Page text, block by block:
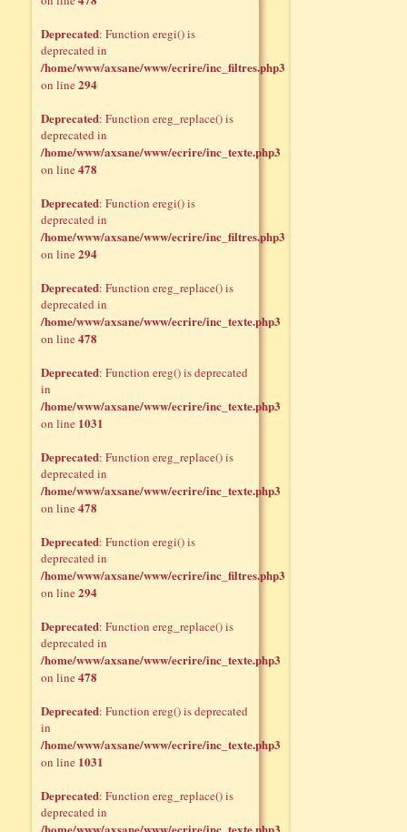
Deprecated: Function eregi() is
deprecated in
/home/www/axsane/www/ecrire/inc_filtres.php3
on line294
Deprecated: Function ereg_replace() is
deprecated in
/home/www/axsane/www/ecrire/inc_texte.php3
on line478
Deprecated: Function eregi() is
deprecated in
/home/www/axsane/www/ecrire/inc_filtres.php3
on line294
Deprecated: Function ereg_replace() is
deprecated in
/home/www/axsane/www/ecrire/inc_texte.php3
on line478
Deprecated: Function ereg() is deprecated
in
/home/www/axsane/www/ecrire/inc_texte.php3
on line 1031
Deprecated: Function ereg_replace() is
deprecated in
/home/www/axsane/www/ecrire/inc_texte.php3
on line478
Deprecated: Function eregi() is
deprecated in
/home/www/axsane/www/ecrire/inc_filtres.php3
on line294
Deprecated: Function ereg_replace() is
deprecated in
/home/www/axsane/www/ecrire/inc_texte.php3
on line478
Deprecated: Function ereg() is deprecated
in
/home/www/axsane/www/ecrire/inc_texte.php3
on line 1031
Deprecated: Function ereg_replace() is
deprecated in